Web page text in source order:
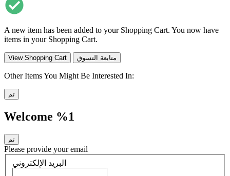
A new item has been added to your Shopping Cart. You now have
items in your Shopping Cart.
View Shopping Cart متابعة التسوق
Other Items You Might Be Interested In:
تم
Welcome %1
تم
Please provide your email
البريد الإلكتروني